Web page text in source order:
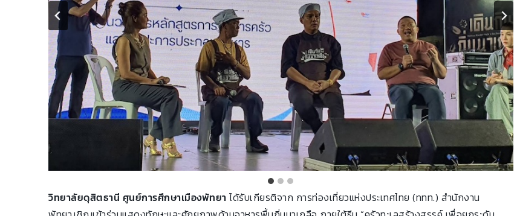
วิทยาลัยดุสิตธานี ศูนย์การศึกษาเมืองพัทยา ได้รับเกียรติจาก การท่องเที่ยวแห่งประเทศไทย (ททท.) สำนักงาน